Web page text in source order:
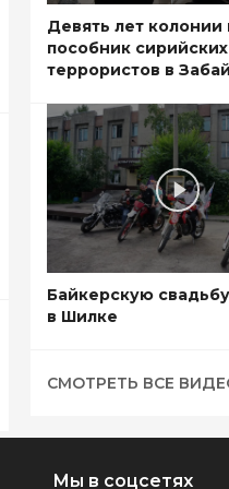
Девять лет колонии
пособник сирийских
террористов в
Байкерскую
в Шилке
СМОТРЕТЬ ВСЕ
Мы в соцсетях